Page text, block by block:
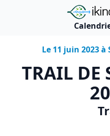
"Ikinoa
Le 11 juin 2023 à
TRAIL DE